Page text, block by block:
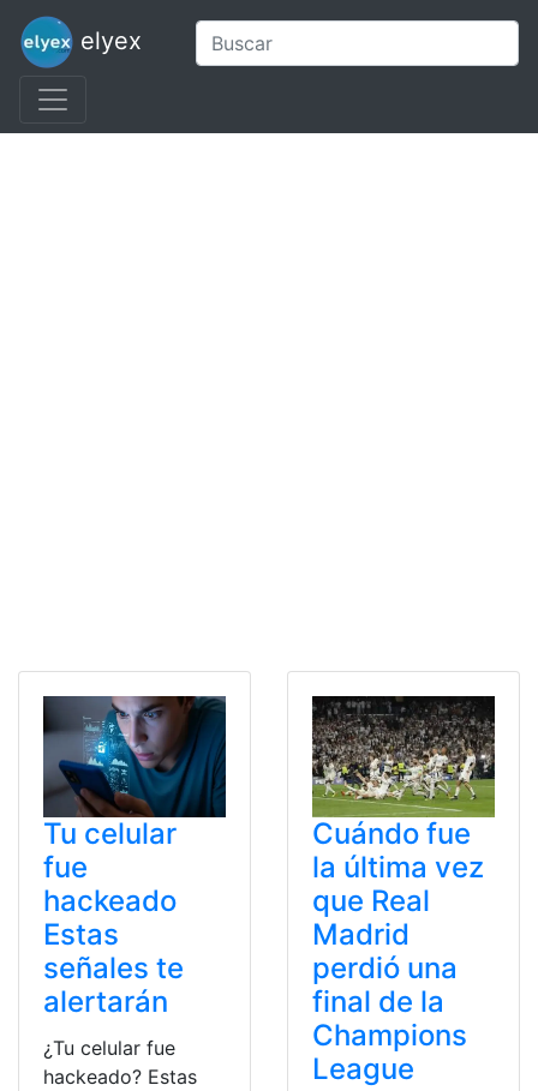
elyex
Tu celular
fue
hackeado
Estas
señales te
alertarán
¿Tu celular fue
hackeado? Estas
Cuándo fue
la última vez
que Real
Madrid
perdió una
final de la
Champions
League